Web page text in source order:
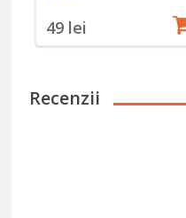
49 lei
Recenzii